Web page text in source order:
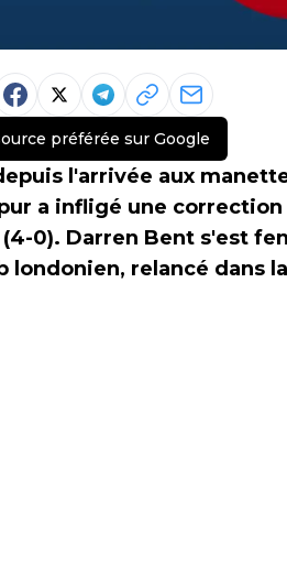
préférée sur Google
l'arrivée aux
a infligé une
0). Darren Bent s'est
londonien, relancé dans